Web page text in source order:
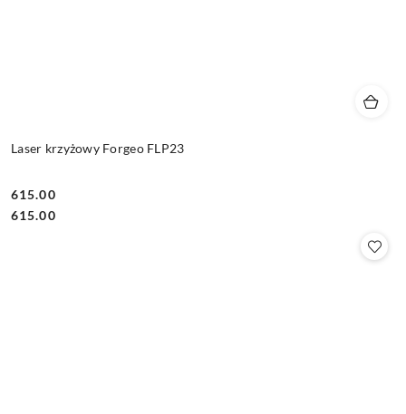
Laser krzyżowy Forgeo FLP23
Cena:
615.00
Cena:
615.00